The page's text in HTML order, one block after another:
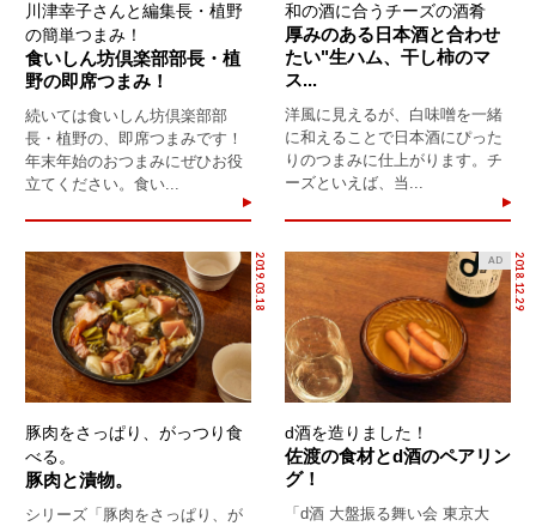
川津幸子さんと編集長・植野
の簡単つまみ！
食いしん坊倶楽部部長・植
野の即席つまみ！
続いては食いしん坊倶楽部部
長・植野の、即席つまみです！
年末年始のおつまみにぜひお役
立てください。食い...
和の酒に合うチーズの酒肴
厚みのある日本酒と合わせ
たい"生ハム、干し柿のマ
ス...
洋風に見えるが、白味噌を一緒
に和えることで日本酒にぴった
りのつまみに仕上がります。チ
ーズといえば、当...
2019.03.18
豚肉をさっぱり、がっつり食
べる。
豚肉と漬物。
シリーズ「豚肉をさっぱり、が
2018.12.29
AD
d酒を造りました！
佐渡の食材とd酒のペアリン
グ！
「d酒 大盤振る舞い会 東京大